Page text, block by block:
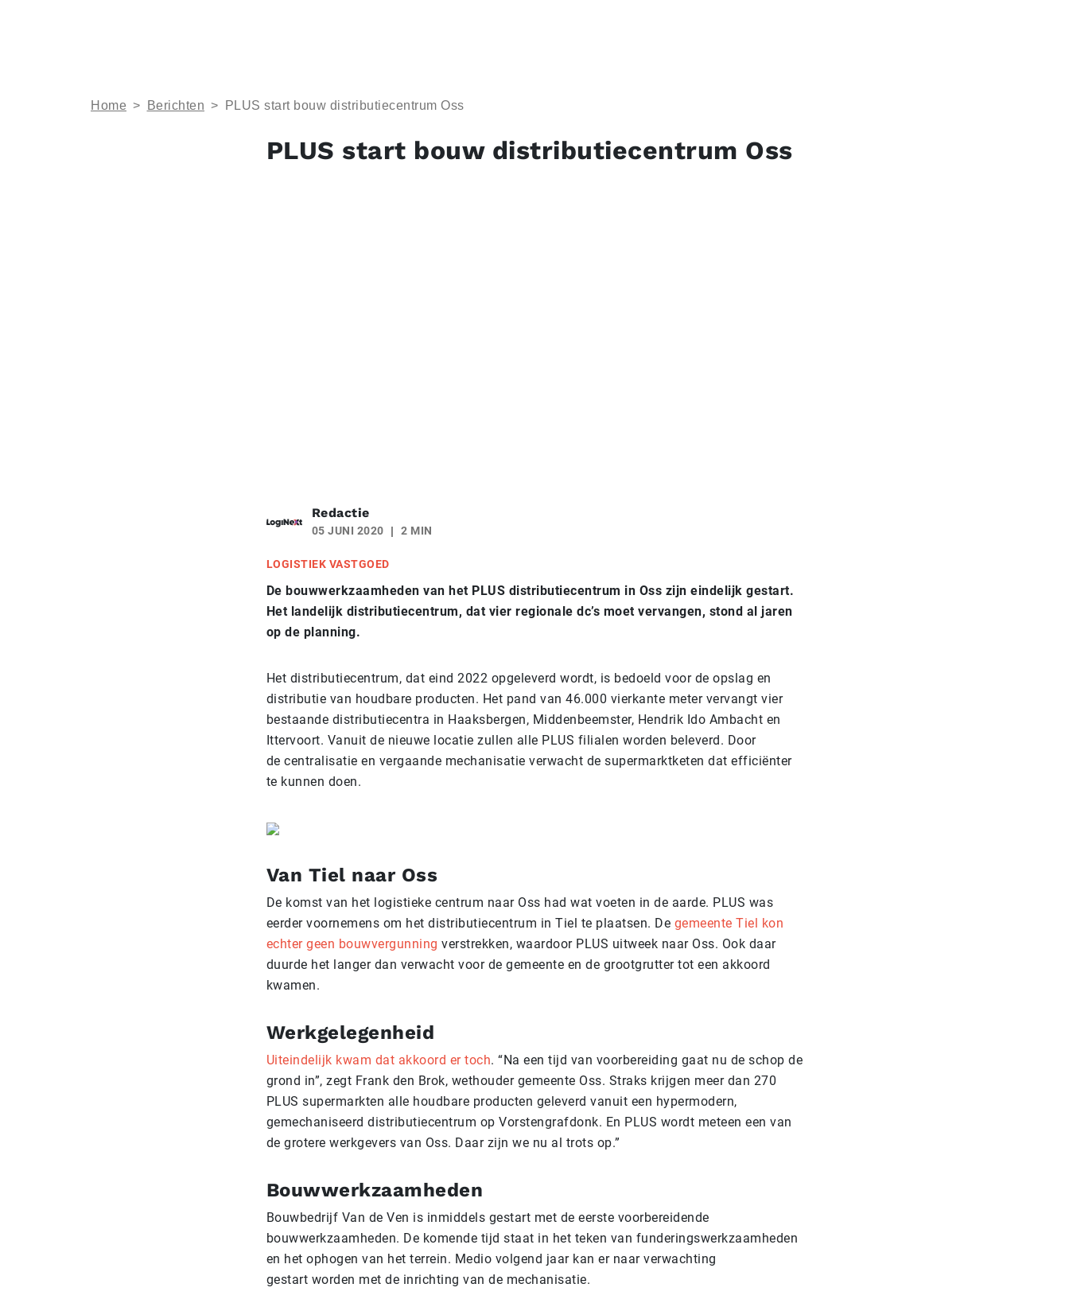
Home > Berichten > PLUS start bouw distributiecentrum Oss
PLUS start bouw distributiecentrum Oss
Redactie
05 JUNI 2020 2 MIN
LOGISTIEK VASTGOED
De bouwwerkzaamheden van het PLUS distributiecentrum in Oss zijn eindelijk gestart.
Het landelijk distributiecentrum, dat vier regionale dc’s moet vervangen, stond al jaren
op de planning.
Het distributiecentrum, dat eind 2022 opgeleverd wordt, is bedoeld voor de opslag en
distributie van houdbare producten. Het pand van 46.000 vierkante meter vervangt vier
bestaande distributiecentra in Haaksbergen, Middenbeemster, Hendrik Ido Ambacht en
Ittervoort. Vanuit de nieuwe locatie zullen alle PLUS filialen worden beleverd. Door
de centralisatie en vergaande mechanisatie verwacht de supermarktketen dat efficiënter
te kunnen doen.
Van Tiel naar Oss
De komst van het logistieke centrum naar Oss had wat voeten in de aarde. PLUS was
eerder voornemens om het distributiecentrum in Tiel te plaatsen. De gemeente Tiel kon
echter geen bouwvergunning verstrekken, waardoor PLUS uitweek naar Oss. Ook daar
duurde het langer dan verwacht voor de gemeente en de grootgrutter tot een akkoord
kwamen.
Werkgelegenheid
Uiteindelijk kwam dat akkoord er toch. “Na een tijd van voorbereiding gaat nu de schop de
grond in”, zegt Frank den Brok, wethouder gemeente Oss. Straks krijgen meer dan 270
PLUS supermarkten alle houdbare producten geleverd vanuit een hypermodern,
gemechaniseerd distributiecentrum op Vorstengrafdonk. En PLUS wordt meteen een van
de grotere werkgevers van Oss. Daar zijn we nu al trots op.”
Bouwwerkzaamheden
Bouwbedrijf Van de Ven is inmiddels gestart met de eerste voorbereidende
bouwwerkzaamheden. De komende tijd staat in het teken van funderingswerkzaamheden
en het ophogen van het terrein. Medio volgend jaar kan er naar verwachting
gestart worden met de inrichting van de mechanisatie.